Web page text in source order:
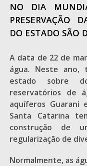
NO DIA
PRESERVAÇÃO
DO ESTADO SÃO
A data de 22 de
água. Neste ano,
estado sobre
reservatórios de
aquíferos Guarani
Santa Catarina
construção de
regularização de
Normalmente, as